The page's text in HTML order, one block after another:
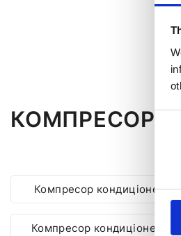
КОМПРЕСОР
Компресор кондиціонера
Компресор кондиціонера